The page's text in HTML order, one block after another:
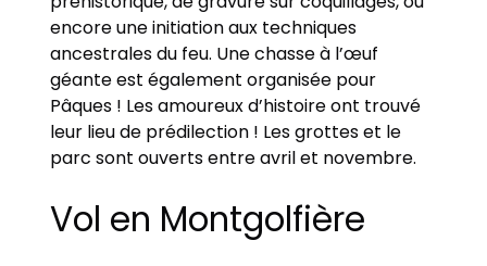
encore une initiation aux techniques
ancestrales du feu. Une chasse à l’œuf
géante est également organisée pour
Pâques ! Les amoureux d’histoire ont trouvé
leur lieu de prédilection ! Les grottes et le
parc sont ouverts entre avril et novembre.
Vol en Montgolfière